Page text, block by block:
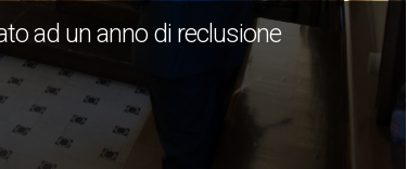
ad un anno di reclusione